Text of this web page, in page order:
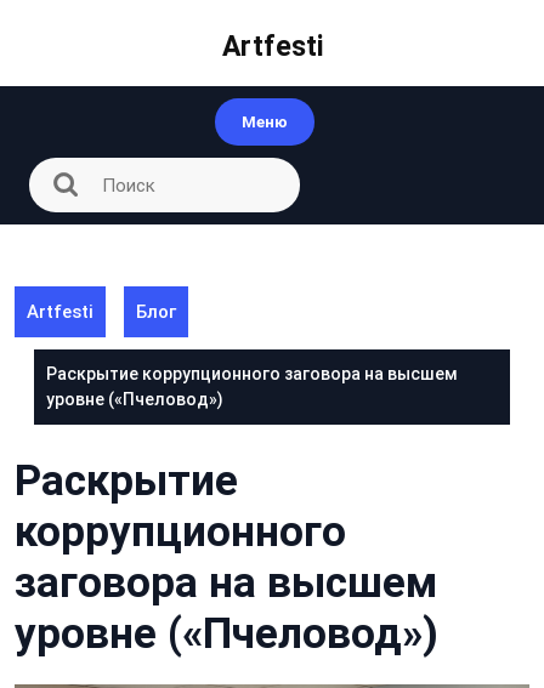
Artfesti
Меню
Artfesti Блог
Раскрытие коррупционного заговора на высшем
уровне («Пчеловод»)
Раскрытие
коррупционного
заговора на высшем
уровне («Пчеловод»)